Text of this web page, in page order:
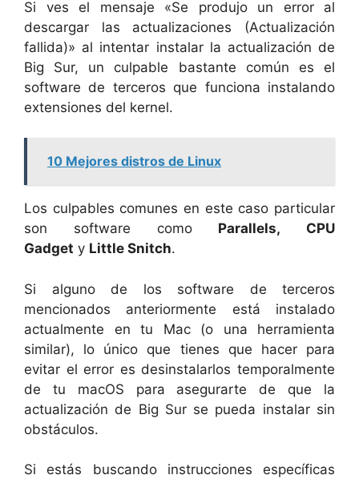
Si ves el mensaje «Se produjo un error al
descargar las actualizaciones (Actualización
fallida)» al intentar instalar la actualización de
Big Sur, un culpable bastante común es el
software de terceros que funciona instalando
extensiones del kernel.
10 Mejores distros de Linux
Los culpables comunes en este caso particular
son software como Parallels, CPU
Gadget y Little Snitch.
Si alguno de los software de terceros
mencionados anteriormente está instalado
actualmente en tu Mac (o una herramienta
similar), lo único que tienes que hacer para
evitar el error es desinstalarlos temporalmente
de tu macOS para asegurarte de que la
actualización de Big Sur se pueda instalar sin
obstáculos.
Si estás buscando instrucciones específicas